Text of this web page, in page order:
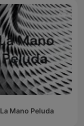
La Mano Peluda